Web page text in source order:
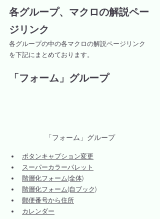
各グループ、マクロの解説ペー
ジリンク
各グループの中の各マクロの解説ページリンク
を下記にまとめております。
「フォーム」グループ
「フォーム」グループ
ボタンキャプション変更
スーパーカラーパレット
階層化フォーム(全体)
階層化フォーム(自ブック)
郵便番号から住所
カレンダー